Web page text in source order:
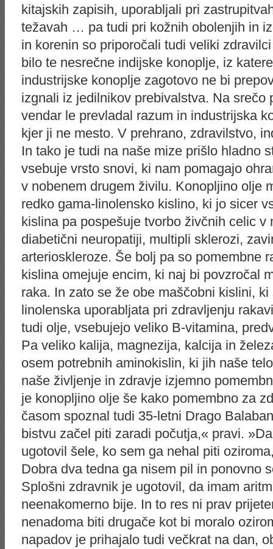
kitajskih zapisih, uporabljali pri
težavah … pa tudi pri kožnih obolenjih in
in korenin so priporočali tudi veliki
bilo te nesrečne indijske konoplje, iz
industrijske konoplje zagotovo ne bi
izgnali iz jedilnikov prebivalstva. Na srečo
vendar le prevladal razum in industrijska
kjer ji ne mesto. V prehrano, zdravilstvo,
In tako je tudi na naše mize prišlo hladno
vsebuje vrsto snovi, ki nam pomagajo
v nobenem drugem živilu. Konopljino olje
redko gama-linolensko kislino, ki jo sicer
kislina pa pospešuje tvorbo živčnih celic v
diabetični neuropatiji, multipli sklerozi,
arterioskleroze. Še bolj pa so pomembne
kislina omejuje encim, ki naj bi povzročal
raka. In zato se že obe maščobni kislini,
linolenska uporabljata pri zdravljenju
tudi olje, vsebujejo veliko B-vitamina,
Pa veliko kalija, magnezija, kalcija in
osem potrebnih aminokislin, ki jih naše
naše življenje in zdravje izjemno
je konopljino olje še kako pomembno za
časom spoznal tudi 35-letni Drago
bistvu začel piti zaradi počutja,« pravi.
ugotovil šele, ko sem ga nehal piti
Dobra dva tedna ga nisem pil in ponovno
Splošni zdravnik je ugotovil, da imam
neenakomerno bije. In to res ni prav
nenadoma biti drugače kot bi moralo
napadov je prihajalo tudi večkrat na dan,